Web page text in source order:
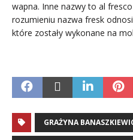
wapna. Inne nazwy to al
rozumieniu nazwa fresk
które zostały wykonane na
GRAŻYNA